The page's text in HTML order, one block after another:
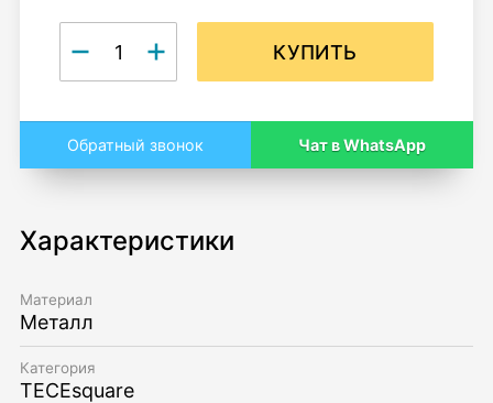
КУПИТЬ
Обратный звонок Чат в WhatsApp
Характеристики
Материал
Металл
Категория
TECEsquare